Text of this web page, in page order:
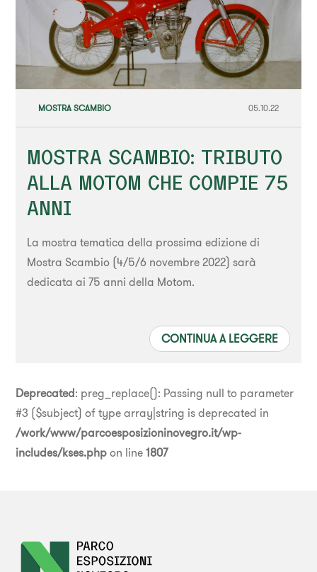
MOSTRA SCAMBIO 05.10.22
MOSTRA SCAMBIO: TRIBUTO
ALLA MOTOM CHE COMPIE 75
ANNI
La mostra tematica della prossima edizione di
Mostra Scambio (4/5/6 novembre 2022) sarà
dedicata ai 75 anni della Motom.
CONTINUA A LEGGERE
Deprecated: preg_replace(): Passing null to parameter
#3 ($subject) of type array|string is deprecated in
/work/www/parcoesposizioninovegro.it/wp-
includes/kses.php on line1807